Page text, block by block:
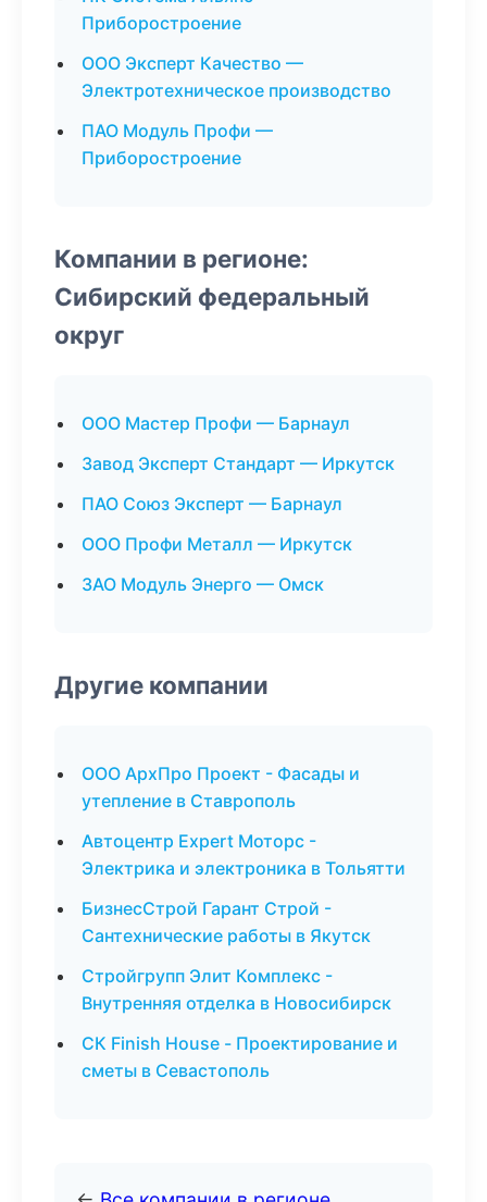
Приборостроение
ООО Эксперт Качество —
Электротехническое производство
ПАО Модуль Профи —
Приборостроение
Компании в регионе:
Сибирский федеральный
округ
ООО Мастер Профи — Барнаул
Завод Эксперт Стандарт — Иркутск
ПАО Союз Эксперт — Барнаул
ООО Профи Металл — Иркутск
ЗАО Модуль Энерго — Омск
Другие компании
ООО АрхПро Проект - Фасады и
утепление в Ставрополь
Автоцентр Expert Моторс -
Электрика и электроника в Тольятти
БизнесСтрой Гарант Строй -
Сантехнические работы в Якутск
Стройгрупп Элит Комплекс -
Внутренняя отделка в Новосибирск
СК Finish House - Проектирование и
сметы в Севастополь